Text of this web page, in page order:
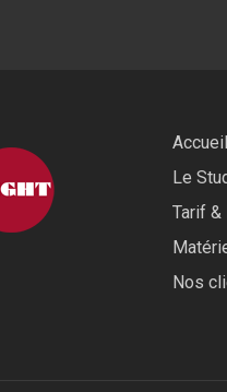
Accueil
Le
Tarif &
Nos